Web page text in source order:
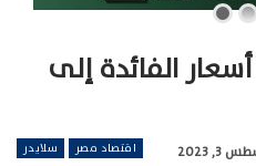
الفائدة إلى
اقتصاد مصر سلايدر 3, 2023